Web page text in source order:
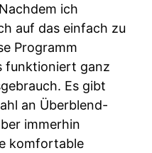
ich
auf das einfach zu
Programm
funktioniert ganz
Es gibt
an Überblend-
immerhin
komfortable